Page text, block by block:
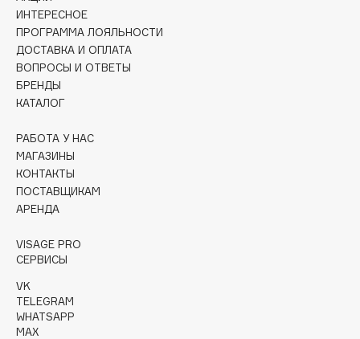
Collagenina
Consly
Corimo
CosRX
Cottolina
Cunzite
d'Alba
DABO
DARLING*
Darphin
ИНТЕРЕСНОЕ
ПРОГРАММА ЛОЯЛЬНОСТИ
ДОСТАВКА И ОПЛАТА
ВОПРОСЫ И ОТВЕТЫ
БРЕНДЫ
КАТАЛОГ
РАБОТА У НАС
МАГАЗИНЫ
КОНТАКТЫ
ПОСТАВЩИКАМ
АРЕНДА
VISAGE PRO
СЕРВИСЫ
VK
TELEGRAM
WHATSAPP
MAX